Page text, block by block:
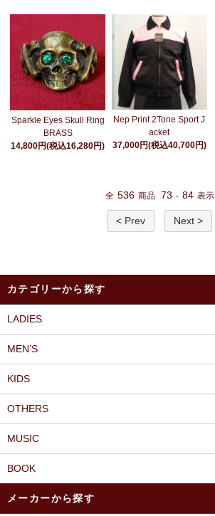
Sparkle Eyes Skull Ring
BRASS
14,800円(税込16,280円)
Nep Print 2Tone Sport J
acket
37,000円(税込40,700円)
全 536 商品 73 - 84 表示
< Prev Next >
カテゴリーから探す
LADIES
MEN’S
KIDS
OTHERS
MUSIC
BOOK
メーカーから探す